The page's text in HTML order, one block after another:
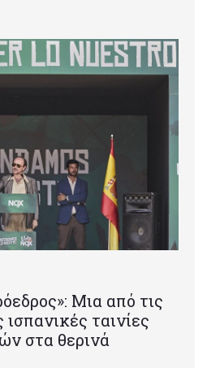
Mια από τις
ταινίες
στα θερινά